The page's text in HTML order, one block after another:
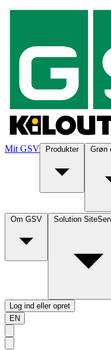
Mit GSV Produkter Grøn
Om GSV Solution
Log ind eller opret
EN